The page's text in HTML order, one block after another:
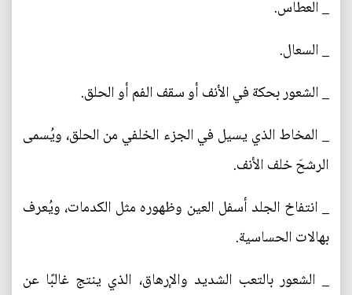
_ العطاس.
_ السعال.
_ الشعور بحكة في الأنف أو سقف الفم أو الحلق.
_ المخاط الذي يسيل في الجزء الخلفي من الحلق، ويُسمى
الرشحَ خلف الأنف.
_ انتفاخ الجلد أسفل العين وظهوره مثل الكدمات، ويُعرف
بهالات الحساسية.
_ الشعور بالتعب الشديد والإرهاق، الذي ينتج غالبًا عن